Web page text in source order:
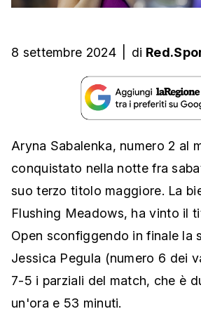
8 settembre 2024 di
Aryna Sabalenka, numero 2 al
conquistato nella notte fra
suo terzo titolo maggiore. La
Flushing Meadows, ha vinto il
Open sconfiggendo in finale la
Jessica Pegula (numero 6 dei
7-5 i parziali del match, che è
un'ora e 53 minuti.